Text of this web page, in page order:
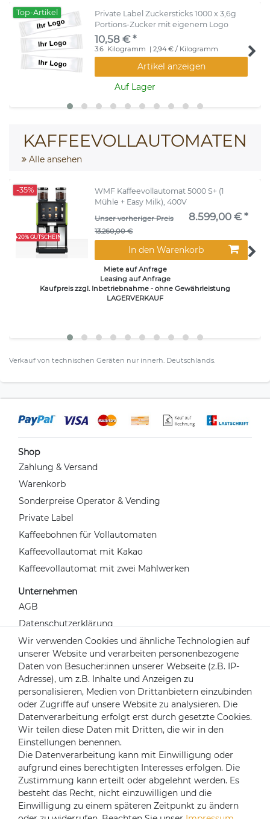
Top-Artikel
Private Label Zuckersticks 1000 x 3,6g
Portions-Zucker mit eigenem Logo
10,58 € *
3.6 Kilogramm | 2,94 € / Kilogramm
Artikel anzeigen
Auf Lager
KAFFEEVOLLAUTOMATEN
Alle ansehen
+20% GUTSCHEIN
-35%
WMF Kaffeevollautomat 5000 S+ (1
Mühle + Easy Milk), 400V
Unser vorheriger Preis
13.260,00 €
8.599,00 € *
In den Warenkorb
Miete auf Anfrage
Leasing auf Anfrage
Kaufpreis zzgl. Inbetriebnahme - ohne Gewährleistung
LAGERVERKAUF
Verkauf von technischen Geräten nur innerh. Deutschlands.
Shop
Zahlung & Versand
Warenkorb
Sonderpreise Operator & Vending
Private Label
Kaffeebohnen für Vollautomaten
Kaffeevollautomat mit Kakao
Kaffeevollautomat mit zwei Mahlwerken
Unternehmen
AGB
Datenschutzerklärung
Widerrufsrecht
Impressum
Kontakt
Über uns
Mein Konto
Login
Registrieren
Versandpartner
Wir verwenden Cookies und ähnliche Technologien auf
unserer Website und verarbeiten personenbezogene
Daten von Besucher:innen unserer Webseite (z.B. IP-
Adresse), um z.B. Inhalte und Anzeigen zu
personalisieren, Medien von Drittanbietern einzubinden
oder Zugriffe auf unsere Website zu analysieren. Die
Datenverarbeitung erfolgt erst durch gesetzte Cookies.
Wir teilen diese Daten mit Dritten, die wir in den
Einstellungen benennen.
Die Datenverarbeitung kann mit Einwilligung oder
aufgrund eines berechtigten Interesses erfolgen. Die
Zustimmung kann erteilt oder abgelehnt werden. Es
besteht das Recht, nicht einzuwilligen und die
Einwilligung zu einem späteren Zeitpunkt zu ändern